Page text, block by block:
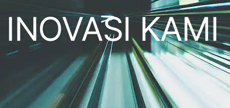
INOVASI KAMI